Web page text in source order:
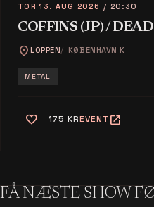
TOR 13. AUG 2026 / 20:30
COFFINS (JP) /
location_on LOPPEN KØBENHAVN K
METAL
favorite 175 KREVENT open_in_new
FÅ NÆSTE SHOW